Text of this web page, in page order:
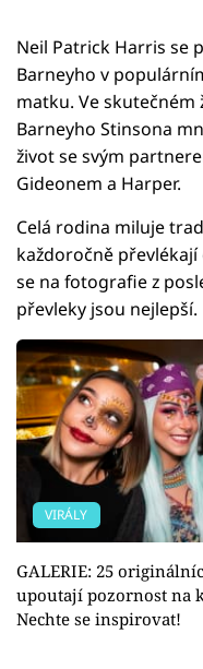
Neil Patrick Harris se
Barneyho v
matku. Ve skutečném
Barneyho Stinsona
život se svým
Gideonem a Harper.
Celá rodina miluje
každoročně
se na fotografie z
převleky jsou nejlepší.
VIRÁLY
GALERIE: 25
upoutají pozornost na
Nechte se inspirovat!